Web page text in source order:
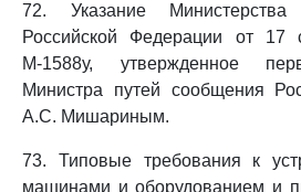
72. Указание
Российской Федерации от 17
М-1588у, утвержденное
Министра путей сообщения
А.С. Мишариным.
73. Типовые требования к
машинами и оборудованием и